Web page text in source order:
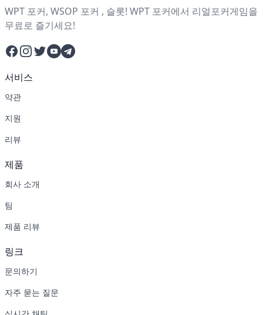
WPT 포커, WSOP 포커 , 슬롯! WPT 포커에서 리얼포커게임을
무료로 즐기세요!
Facebook
Instagram
Twitter
YouTube
Telegram
서비스
약관
지원
리뷰
제품
회사 소개
팀
제품 리뷰
링크
문의하기
자주 묻는 질문